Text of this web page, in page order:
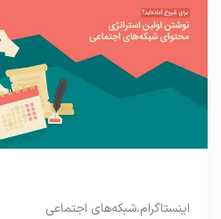
اینستاگرام،شبکه‌های اجتماعی